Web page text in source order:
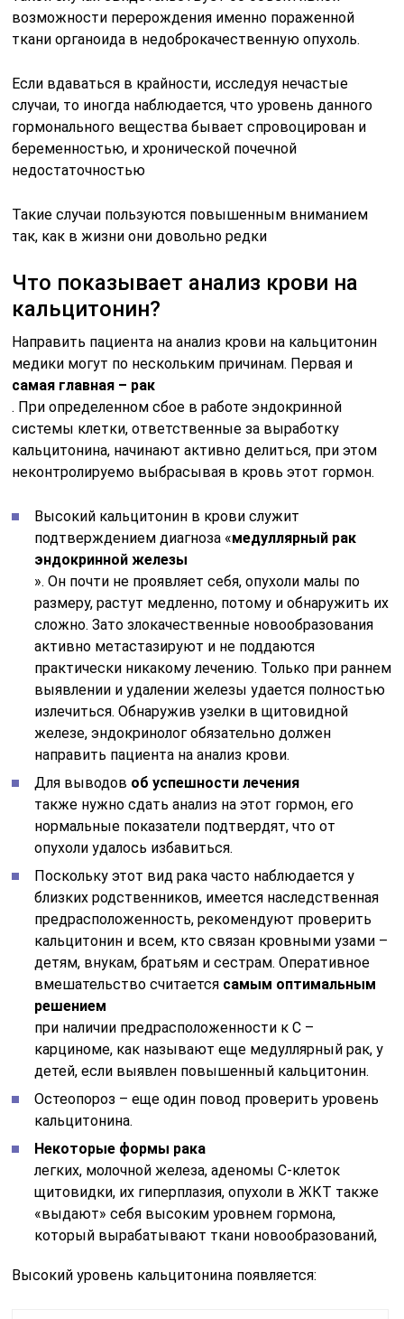
возможности перерождения именно пораженной
ткани органоида в недоброкачественную опухоль.
Если вдаваться в крайности, исследуя нечастые
случаи, то иногда наблюдается, что уровень данного
гормонального вещества бывает спровоцирован и
беременностью, и хронической почечной
недостаточностью
Такие случаи пользуются повышенным вниманием
так, как в жизни они довольно редки
Что показывает анализ крови на
кальцитонин?
Направить пациента на анализ крови на кальцитонин
медики могут по нескольким причинам. Первая и
самая главная – рак
. При определенном сбое в работе эндокринной
системы клетки, ответственные за выработку
кальцитонина, начинают активно делиться, при этом
неконтролируемо выбрасывая в кровь этот гормон.
Высокий кальцитонин в крови служит
подтверждением диагноза «медуллярный рак
эндокринной железы
». Он почти не проявляет себя, опухоли малы по
размеру, растут медленно, потому и обнаружить их
сложно. Зато злокачественные новообразования
активно метастазируют и не поддаются
практически никакому лечению. Только при раннем
выявлении и удалении железы удается полностью
излечиться. Обнаружив узелки в щитовидной
железе, эндокринолог обязательно должен
направить пациента на анализ крови.
Для выводов об успешности лечения
также нужно сдать анализ на этот гормон, его
нормальные показатели подтвердят, что от
опухоли удалось избавиться.
Поскольку этот вид рака часто наблюдается у
близких родственников, имеется наследственная
предрасположенность, рекомендуют проверить
кальцитонин и всем, кто связан кровными узами –
детям, внукам, братьям и сестрам. Оперативное
вмешательство считается самым оптимальным
решением
при наличии предрасположенности к С –
карциноме, как называют еще медуллярный рак, у
детей, если выявлен повышенный кальцитонин.
Остеопороз – еще один повод проверить уровень
кальцитонина.
Некоторые формы рака
легких, молочной железа, аденомы С-клеток
щитовидки, их гиперплазия, опухоли в ЖКТ также
«выдают» себя высоким уровнем гормона,
который вырабатывают ткани новообразований,
Высокий уровень кальцитонина появляется: